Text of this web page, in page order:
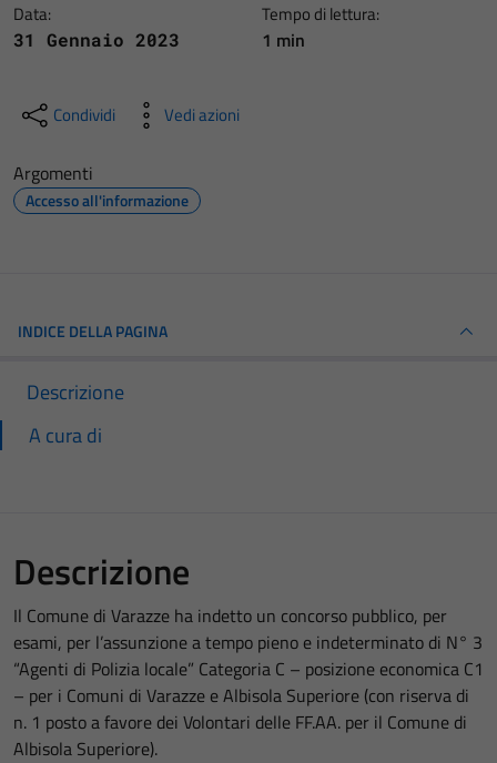
Data:
31 Gennaio 2023
Tempo di lettura:
1 min
Condividi Vedi azioni
Argomenti
Accesso all'informazione
INDICE DELLA PAGINA
Descrizione
A cura di
Descrizione
Il Comune di Varazze ha indetto un concorso pubblico, per
esami, per l’assunzione a tempo pieno e indeterminato di N° 3
“Agenti di Polizia locale” Categoria C – posizione economica C1
– per i Comuni di Varazze e Albisola Superiore (con riserva di
n. 1 posto a favore dei Volontari delle FF.AA. per il Comune di
Albisola Superiore).